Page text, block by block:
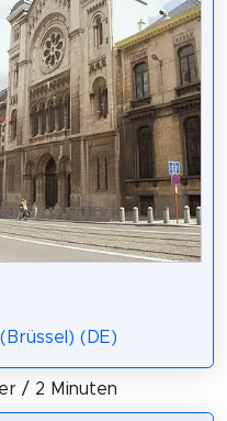
(DE)
/ 2 Minuten